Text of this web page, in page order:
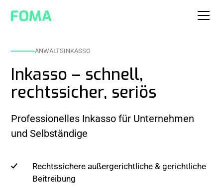
ANWALTSINKASSO
Inkasso – schnell,
rechtssicher, seriös
Professionelles Inkasso für Unternehmen
und Selbständige
Rechtssichere außergerichtliche & gerichtliche
Beitreibung